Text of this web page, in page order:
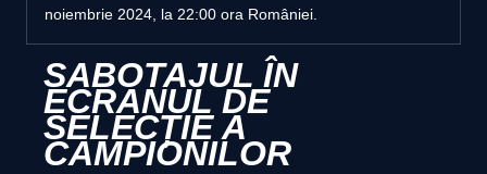
noiembrie 2024, la 22:00 ora României.
SABOTAJUL ÎN
ECRANUL DE
SELECȚIE A
CAMPIONILOR